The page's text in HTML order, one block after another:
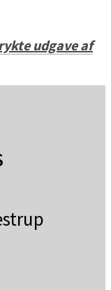
udgave af